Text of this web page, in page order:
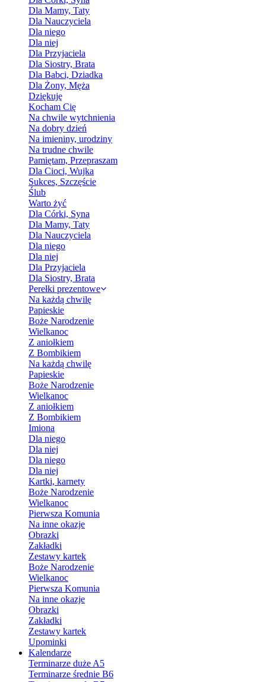
Dla Mamy, Taty
Dla Nauczyciela
Dla niego
Dla niej
Dla Przyjaciela
Dla Siostry, Brata
Dla Babci, Dziadka
Dla Żony, Męża
Dziękuję
Kocham Cię
Na chwile wytchnienia
Na dobry dzień
Na imieniny, urodziny
Na trudne chwile
Pamiętam, Przepraszam
Dla Cioci, Wujka
Sukces, Szczęście
Ślub
Warto żyć
Dla Córki, Syna
Dla Mamy, Taty
Dla Nauczyciela
Dla niego
Dla niej
Dla Przyjaciela
Dla Siostry, Brata
Perełki prezentowe
Na każdą chwilę
Papieskie
Boże Narodzenie
Wielkanoc
Z aniołkiem
Z Bombikiem
Na każdą chwilę
Papieskie
Boże Narodzenie
Wielkanoc
Z aniołkiem
Z Bombikiem
Imiona
Dla niego
Dla niej
Dla niego
Dla niej
Kartki, karnety
Boże Narodzenie
Wielkanoc
Pierwsza Komunia
Na inne okazje
Obrazki
Zakładki
Zestawy kartek
Boże Narodzenie
Wielkanoc
Pierwsza Komunia
Na inne okazje
Obrazki
Zakładki
Zestawy kartek
Upominki
Kalendarze
Terminarze duże A5
Terminarze średnie B6